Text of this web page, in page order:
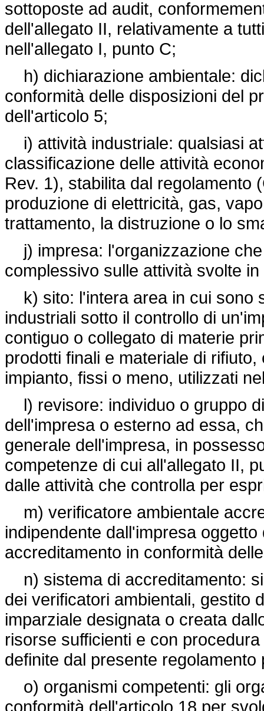
sottoposte ad audit,
dell'allegato II, relativamente a
nell'allegato I, punto C;
h) dichiarazione ambientale:
conformità delle disposizioni del
dell'articolo 5;
i) attività industriale: qualsiasi
classificazione delle attività
Rev. 1), stabilita dal regolamento
produzione di elettricità, gas,
trattamento, la distruzione o lo
j) impresa: l'organizzazione
complessivo sulle attività svolte
k) sito: l'intera area in cui sono
industriali sotto il controllo di
contiguo o collegato di materie
prodotti finali e materiale di
impianto, fissi o meno, utilizzati
l) revisore: individuo o gruppo
dell'impresa o esterno ad essa,
generale dell'impresa, in
competenze di cui all'allegato II,
dalle attività che controlla per
m) verificatore ambientale
indipendente dall'impresa
accreditamento in conformità
n) sistema di accreditamento:
dei verificatori ambientali, gestito
imparziale designata o creata
risorse sufficienti e con
definite dal presente regolamento
o) organismi competenti: gli
conformità dell'articolo 18 per